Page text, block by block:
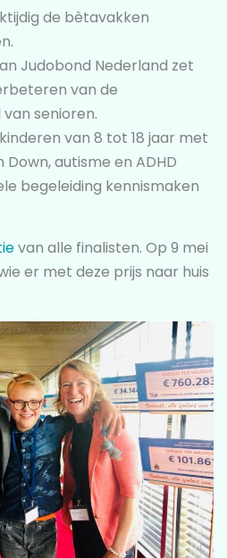
de bètavakken
Judobond Nederland zet
van de
senioren.
van 8 tot 18 jaar met
autisme en ADHD
begeleiding kennismaken
van alle finalisten. Op 9 mei
er met deze prijs naar huis